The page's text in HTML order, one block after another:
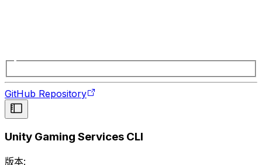
GitHub Repository
Unity Gaming Services CLI
版本: